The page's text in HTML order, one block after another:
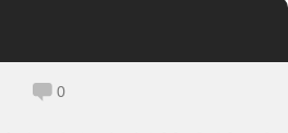
0